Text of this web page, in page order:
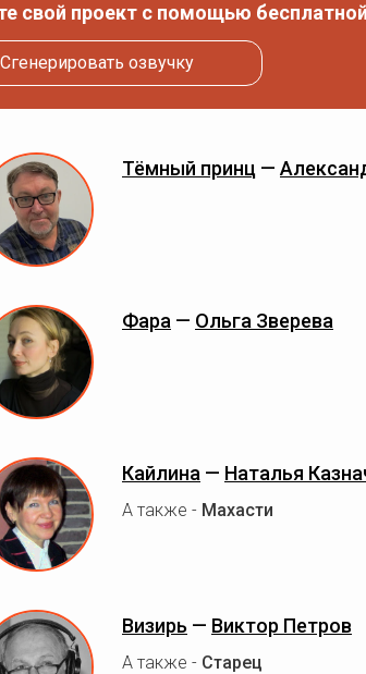
свой проект с помощью
Сгенерировать озвучку
Тёмный принц —
Фара — Ольга Зверева
Кайлина — Наталья
А также - Махасти
Визирь — Виктор Петров
А также - Старец